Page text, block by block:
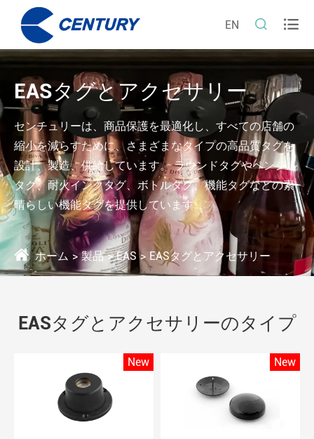
EN  
EASタグとアクセサリー
センチュリーは、商品保護を最適化し、すべての店舗の
縮小を減らすために、さまざまなタイプの高品質タグを
設計、製造、供給しています。 ラウンドタグやペンシル
タグ、耐火インクタグ、ボトルタグ、機能タグなどの素
晴らしい機能タグを提供しています...
ホーム 製品 EAS EASタグとアクセサリー
EASタグとアクセサリーのタイプ
New New